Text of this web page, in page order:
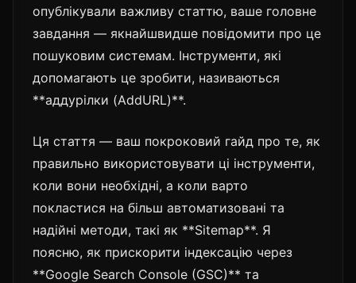
опублікували важливу статтю, ваше головне
завдання — якнайшвидше повідомити про це
пошуковим системам. Інструменти, які
допомагають це зробити, називаються
**аддурілки (AddURL)**.
Ця стаття — ваш покроковий гайд про те, як
правильно використовувати ці інструменти,
коли вони необхідні, а коли варто
покластися на більш автоматизовані та
надійні методи, такі як **Sitemap**. Я
поясню, як прискорити індексацію через
**Google Search Console (GSC)** та